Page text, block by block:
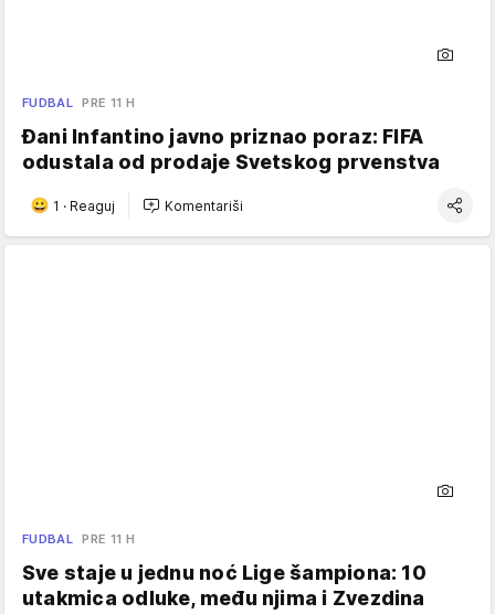
FUDBAL PRE 11 H
Đani Infantino javno priznao poraz: FIFA
odustala od prodaje Svetskog prvenstva
1 · Reaguj Komentariši
FUDBAL PRE 11 H
Sve staje u jednu noć Lige šampiona: 10
utakmica odluke, među njima i Zvezdina